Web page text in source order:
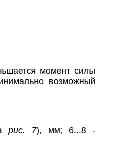
момент силы
возможный
рис. 7), мм; 6...8 -